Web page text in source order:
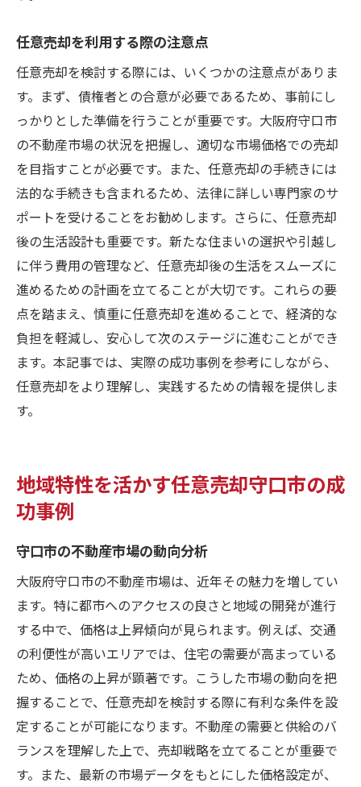
任意売却を利用する際の注意点
任意売却を検討する際には、いくつかの注意点がありま
す。まず、債権者との合意が必要であるため、事前にし
っかりとした準備を行うことが重要です。大阪府守口市
の不動産市場の状況を把握し、適切な市場価格での売却
を目指すことが必要です。また、任意売却の手続きには
法的な手続きも含まれるため、法律に詳しい専門家のサ
ポートを受けることをお勧めします。さらに、任意売却
後の生活設計も重要です。新たな住まいの選択や引越し
に伴う費用の管理など、任意売却後の生活をスムーズに
進めるための計画を立てることが大切です。これらの要
点を踏まえ、慎重に任意売却を進めることで、経済的な
負担を軽減し、安心して次のステージに進むことができ
ます。本記事では、実際の成功事例を参考にしながら、
任意売却をより理解し、実践するための情報を提供しま
す。
地域特性を活かす任意売却守口市の成
功事例
守口市の不動産市場の動向分析
大阪府守口市の不動産市場は、近年その魅力を増してい
ます。特に都市へのアクセスの良さと地域の開発が進行
する中で、価格は上昇傾向が見られます。例えば、交通
の利便性が高いエリアでは、住宅の需要が高まっている
ため、価格の上昇が顕著です。こうした市場の動向を把
握することで、任意売却を検討する際に有利な条件を設
定することが可能になります。不動産の需要と供給のバ
ランスを理解した上で、売却戦略を立てることが重要で
す。また、最新の市場データをもとにした価格設定が、